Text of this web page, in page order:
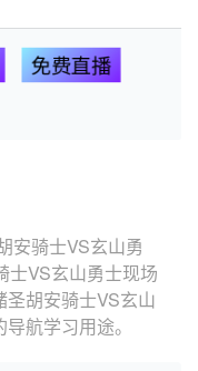
免费直播
安骑士VS玄山勇
士VS玄山勇士现场
胡安骑士VS玄山
航学习用途。